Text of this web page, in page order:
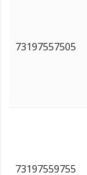
73197557505
73197559755